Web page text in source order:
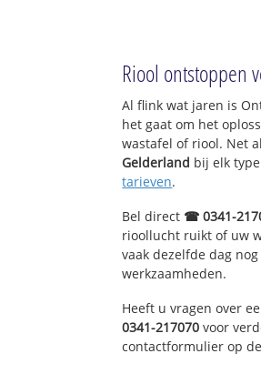
Riool ontstoppen
Al flink wat jaren is
het gaat om het
wastafel of riool. Net
Gelderland bij elk
tarieven.
Bel direct ☎ 0341-
rioollucht ruikt of uw
vaak dezelfde dag
werkzaamheden.
Heeft u vragen over
0341-217070 voor
contactformulier op